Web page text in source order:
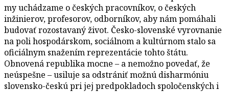
my uchádzame o českých pracovníkov, o českých
inžinierov, profesorov, odborníkov, aby nám pomáhali
budovať rozostavaný život. Česko-slovenské vyrovnanie
na poli hospodárskom, sociálnom a kultúrnom stalo sa
oficiálnym snažením reprezentácie tohto štátu.
Obnovená republika mocne – a nemožno povedať, že
neúspešne – usiluje sa odstrániť možnú disharmóniu
slovensko-českú pri jej predpokladoch spoločenských i